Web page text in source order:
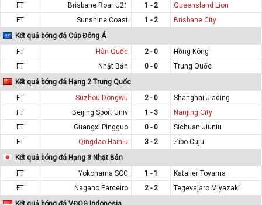
FT
Brisbane Roar U21 1 - 2
Queensland Lion
FT
Sunshine Coast 1 - 2
Brisbane City
Kết quả bóng đá Cúp Đông Á
FT
Hàn Quốc 2 - 0
Hồng Kông
FT
Nhật Bản 0 - 0
Trung Quốc
Kết quả bóng đá Hạng 2 Trung Quốc
FT
Suzhou Dongwu 2 - 0
Shanghai Jiading
FT
Beijing Sport Univ 1 - 3
Nanjing City
FT
Guangxi Pingguo 0 - 0
Sichuan Jiuniu
FT
Qingdao Hainiu 3 - 2
Zibo Cuju
Kết quả bóng đá Hạng 3 Nhật Bản
FT
Yokohama SCC 1 - 1
Kataller Toyama
FT
Nagano Parceiro 2 - 2
Tegevajaro Miyazaki